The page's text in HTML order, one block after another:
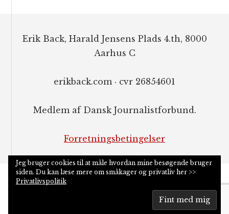
Erik Back, Harald Jensens Plads 4.th, 8000
Aarhus C
erikback.com · cvr 26854601
Medlem af Dansk Journalistforbund.
Forretningsbetingelser
Jeg bruger cookies til at måle hvordan mine besøgende bruger
siden. Du kan læse mere om småkager og privatliv her >>
Privatlivspolitik